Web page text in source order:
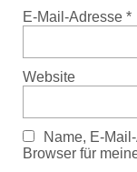
E-Mail-Adresse *
Website
Name, E-
Browser für